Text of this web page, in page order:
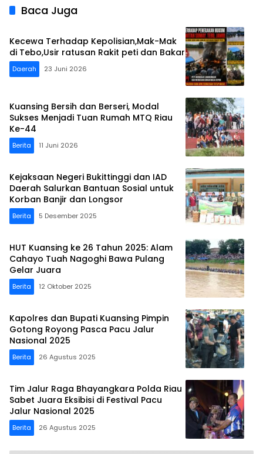
Baca Juga
Kecewa Terhadap Kepolisian,Mak-Mak
di Tebo,Usir ratusan Rakit peti dan Bakar
Daerah 23 Juni 2026
Kuansing Bersih dan Berseri, Modal
Sukses Menjadi Tuan Rumah MTQ Riau
Ke-44
Berita 11 Juni 2026
Kejaksaan Negeri Bukittinggi dan IAD
Daerah Salurkan Bantuan Sosial untuk
Korban Banjir dan Longsor
Berita 5 Desember 2025
HUT Kuansing ke 26 Tahun 2025: Alam
Cahayo Tuah Nagoghi Bawa Pulang
Gelar Juara
Berita 12 Oktober 2025
Kapolres dan Bupati Kuansing Pimpin
Gotong Royong Pasca Pacu Jalur
Nasional 2025
Berita 26 Agustus 2025
Tim Jalur Raga Bhayangkara Polda Riau
Sabet Juara Eksibisi di Festival Pacu
Jalur Nasional 2025
Berita 26 Agustus 2025